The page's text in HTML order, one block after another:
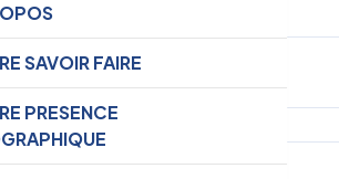
SAVOIR FAIRE
PRESENCE